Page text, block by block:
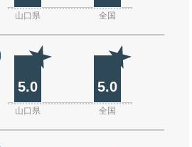
山口県 全国
5.0 5.0
山口県 全国